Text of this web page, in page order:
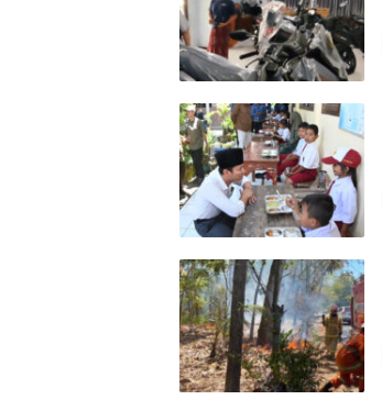
Suara
Trenggalek